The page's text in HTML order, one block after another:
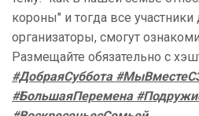
короны" и тогда все
организаторы, смогут
Размещайте обязательно с
#ДобраяСуббота
#БольшаяПеремена